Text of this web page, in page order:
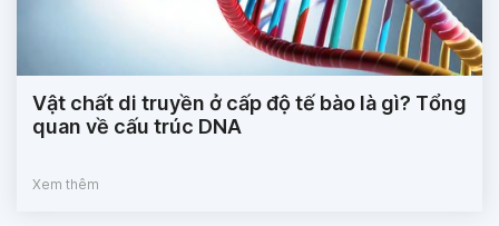
Vật chất di truyền ở cấp độ tế bào là gì? Tổng
quan về cấu trúc DNA
Xem thêm